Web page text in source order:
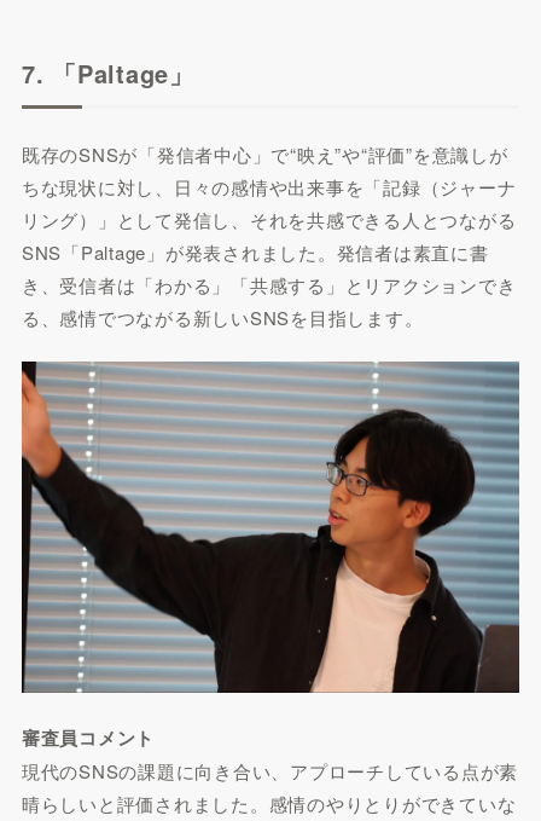
7. 「Paltage」
既存のSNSが「発信者中心」で“映え”や“評価”を意識しが
ちな現状に対し、日々の感情や出来事を「記録（ジャーナ
リング）」として発信し、それを共感できる人とつながる
SNS「Paltage」が発表されました。発信者は素直に書
き、受信者は「わかる」「共感する」とリアクションでき
る、感情でつながる新しいSNSを目指します。
審査員コメント
現代のSNSの課題に向き合い、アプローチしている点が素
晴らしいと評価されました。感情のやりとりができていな